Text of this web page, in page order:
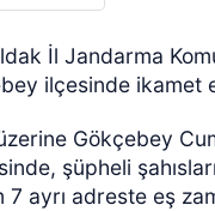
İl Jandarma
ilçesinde ikamet
Gökçebey
şüpheli
7 ayrı adreste eş